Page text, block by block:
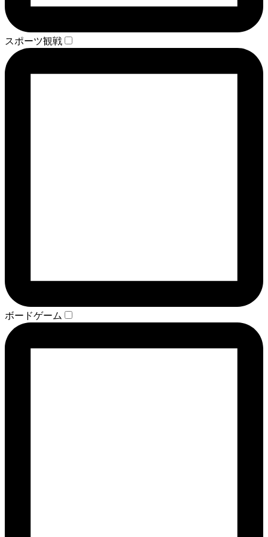
スポーツ観戦
ボードゲーム